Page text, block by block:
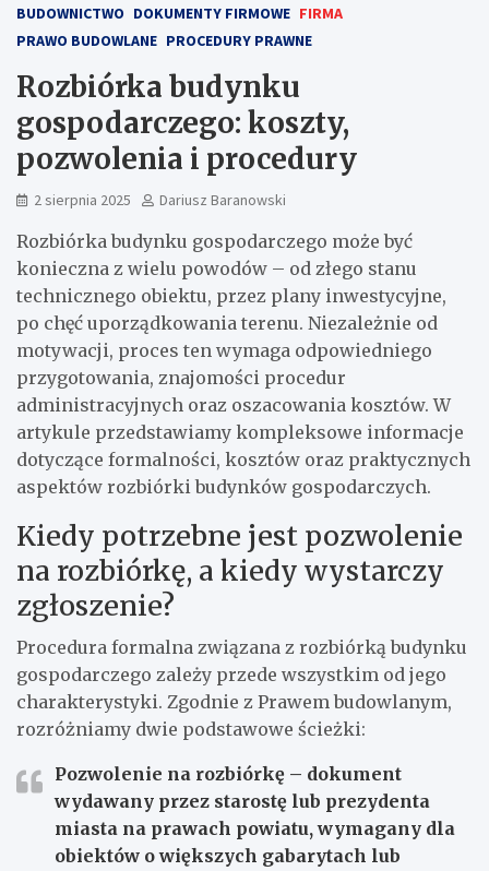
BUDOWNICTWO DOKUMENTY FIRMOWE FIRMA
PRAWO BUDOWLANE PROCEDURY PRAWNE
Rozbiórka budynku
gospodarczego: koszty,
pozwolenia i procedury
2 sierpnia 2025 Dariusz Baranowski
Rozbiórka budynku gospodarczego może być
konieczna z wielu powodów – od złego stanu
technicznego obiektu, przez plany inwestycyjne,
po chęć uporządkowania terenu. Niezależnie od
motywacji, proces ten wymaga odpowiedniego
przygotowania, znajomości procedur
administracyjnych oraz oszacowania kosztów. W
artykule przedstawiamy kompleksowe informacje
dotyczące formalności, kosztów oraz praktycznych
aspektów rozbiórki budynków gospodarczych.
Kiedy potrzebne jest pozwolenie
na rozbiórkę, a kiedy wystarczy
zgłoszenie?
Procedura formalna związana z rozbiórką budynku
gospodarczego zależy przede wszystkim od jego
charakterystyki. Zgodnie z Prawem budowlanym,
rozróżniamy dwie podstawowe ścieżki:
Pozwolenie na rozbiórkę – dokument
wydawany przez starostę lub prezydenta
miasta na prawach powiatu, wymagany dla
obiektów o większych gabarytach lub